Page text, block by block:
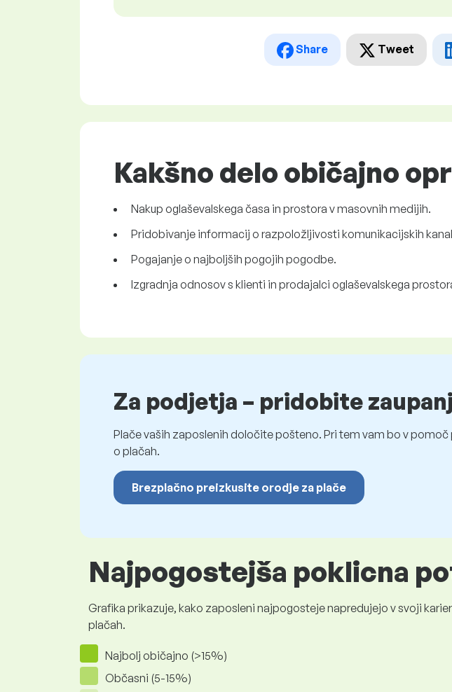
Share Tweet
Kakšno delo običajno
Nakup oglaševalskega časa in prostora v masovnih medijih.
Pridobivanje informacij o razpoložljivosti komunikacijskih
Pogajanje o najboljših pogojih pogodbe.
Izgradnja odnosov s klienti in prodajalci oglaševalskega
Za podjetja – pridobite
Plače vaših zaposlenih določite pošteno. Pri tem vam bo v
o plačah.
Brezplačno preizkusite orodje za plače
Najpogostejša poklicna
Grafika prikazuje, kako zaposleni najpogosteje napredujejo v svoji
plačah.
Najbolj običajno (>15%)
Občasni (5-15%)